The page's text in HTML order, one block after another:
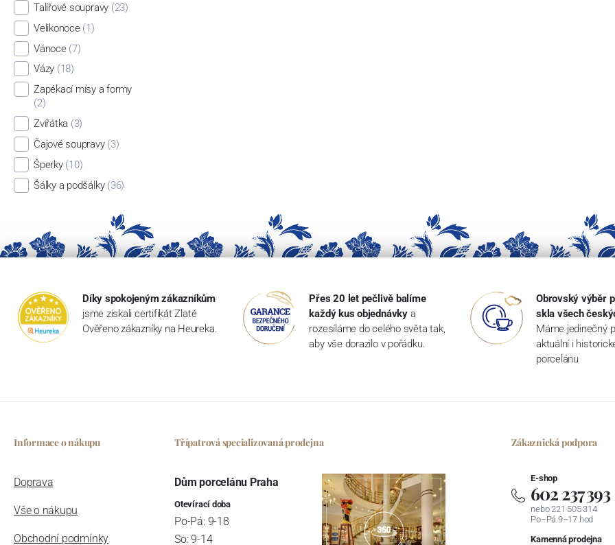
Talířové soupravy (23)
Velikonoce (1)
Vánoce (7)
Vázy (18)
Zapékací mísy a formy
(2)
Zvířátka (3)
Čajové soupravy (3)
Šperky (10)
Šálky a podšálky (36)
Díky spokojeným zákazníkům
jsme získali certifikát Zlaté
Ověřeno zákazníky na Heureka.
Přes 20 let pečlivě balíme
každý kus objednávky a
rozesíláme do celého světa tak,
aby vše dorazilo v pořádku.
Obrovský výběr
skla všech
Máme jedinečný
aktuální i
porcelánu
Informace o nákupu
Doprava
Vše o nákupu
Obchodní podmínky
Třípatrová specializovaná prodejna
Dům porcelánu Praha
Otevírací doba
Po-Pá: 9-18
So: 9-14
Zákaznická podpora
E-shop
602 237 393
nebo 221 505 314
Po–Pá 9–17 hod
Kamenná prodejna